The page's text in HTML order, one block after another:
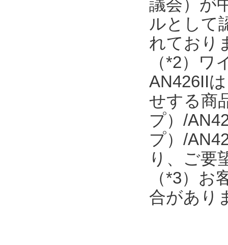
議会）が
ルとして
れており
（*2）
AN426II
せする商
プ）/
プ）/
り、ご
（*3）
合があり